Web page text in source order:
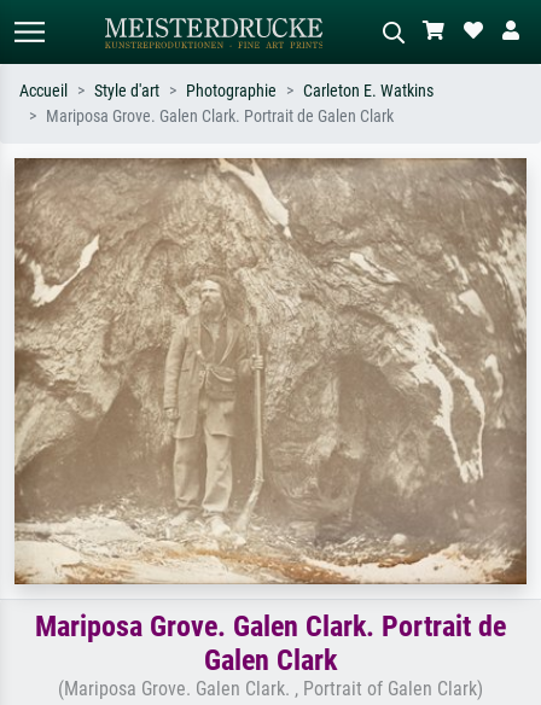
Recherchez par artiste, titre ou style –
ex. Monet, Nuit étoilée,
impressionnisme, vague de Hokusai,
nu.
Décrivez la scène – ex. prairie verte,
abstrait avec beaucoup de rouge,
tableau sombre, nu debout près d'un
arbre.
Accueil Style d'art Photographie
Carleton E. Watkins
Mariposa Grove. Galen Clark. Portrait de Galen Clark
Mariposa Grove. Galen Clark. Portrait de
Galen Clark
(Mariposa Grove. Galen Clark. , Portrait of Galen Clark)